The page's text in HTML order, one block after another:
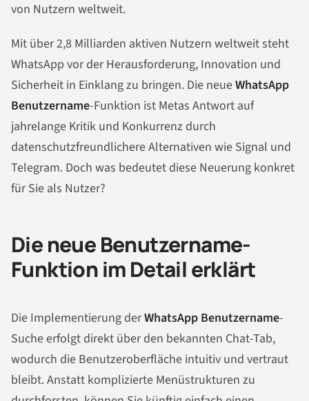
von Nutzern weltweit.
Mit über 2,8 Milliarden aktiven Nutzern weltweit steht
WhatsApp vor der Herausforderung, Innovation und
Sicherheit in Einklang zu bringen. Die neueWhatsApp
Benutzername-Funktion ist Metas Antwort auf
jahrelange Kritik und Konkurrenz durch
datenschutzfreundlichere Alternativen wie Signal und
Telegram. Doch was bedeutet diese Neuerung konkret
für Sie als Nutzer?
Die neue Benutzername-
Funktion im Detail erklärt
Die Implementierung derWhatsApp Benutzername-
Suche erfolgt direkt über den bekannten Chat-Tab,
wodurch die Benutzeroberfläche intuitiv und vertraut
bleibt. Anstatt komplizierte Menüstrukturen zu